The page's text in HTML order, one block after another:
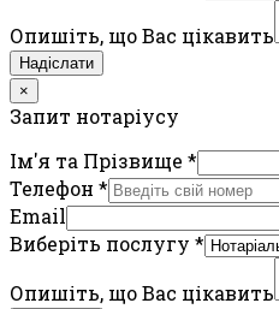
Опишіть, що Вас цікавить
Надіслати
×
Запит нотаріусу
Ім'я та Прізвище *
Телефон *
Email
Виберіть послугу *
Опишіть, що Вас цікавить